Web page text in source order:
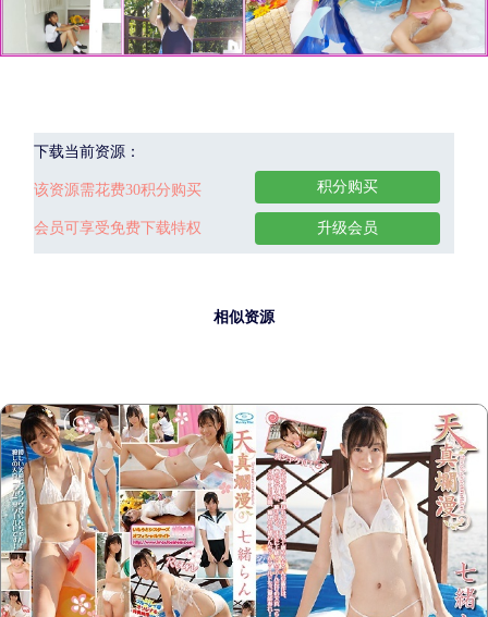
下载当前资源：
该资源需花费30积分购买
会员可享受免费下载特权
积分购买
升级会员
相似资源